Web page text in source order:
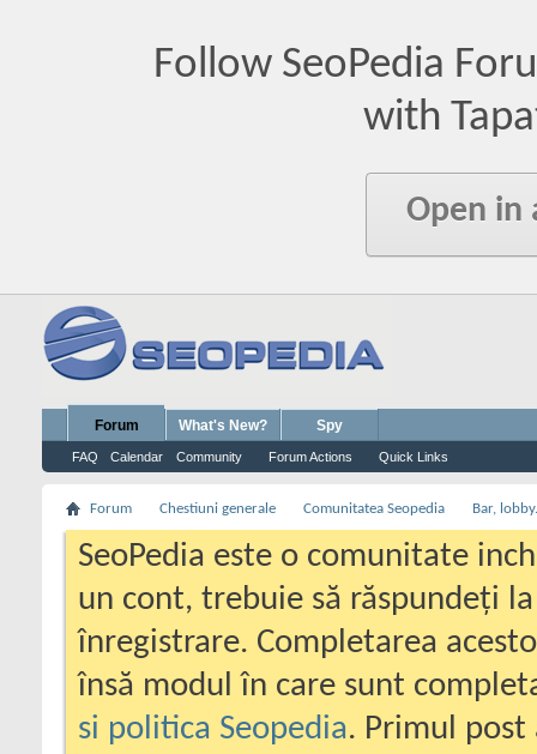
Follow SeoPedia
with
Open in
Forum
FAQ Calendar Community Forum Actions Quick Links
What's New? Spy
Forum Chestiuni generale Comunitatea Seopedia Bar,
SeoPedia este o comunitate
un cont, trebuie să răspundeți
înregistrare. Completarea
însă modul în care sunt
si politica Seopedia. Primul